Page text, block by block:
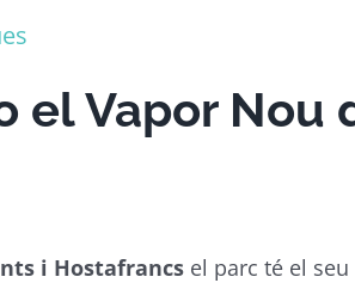
el Vapor Nou
i Hostafrancsel parc té el seu